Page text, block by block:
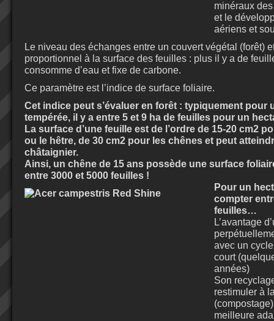
minéraux
et le
aériens et
Le niveau des échanges entre un couvert végétal (forêt)
proportionnel à la surface des feuilles : plus il y a de
consomme d’eau et fixe de carbone.
Ce paramètre est l’indice de surface foliaire.
Cet indice peut s’évaluer en forêt : typiquement pour
tempérée, il y a entre 5 et 9 ha de feuilles pour un
La surface d’une feuille est de l’ordre de 15-20 cm2
ou le hêtre, de 30 cm2 pour les chênes et peut
châtaignier.
Ainsi, un chêne de 15 ans possède une surface
entre 3000 et 5000 feuilles !
Pour un
compter
feuilles…
L’avantage
avec un
court
années)
Son
restimuler à
meilleure